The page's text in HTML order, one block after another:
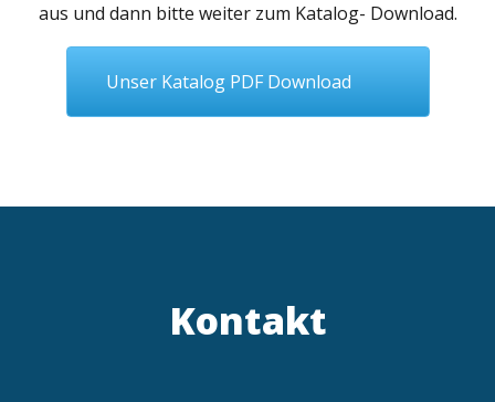
aus und dann bitte weiter zum Katalog- Download.
Unser Katalog PDF Download
Kontakt